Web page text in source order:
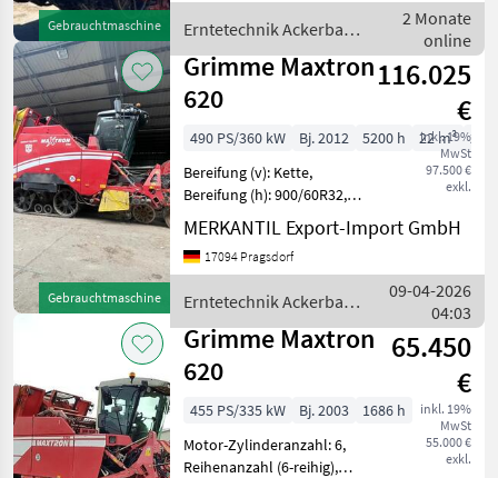
Gebrauchtmaschine
Rund
Erntetechnik Ackerbau
/ Holmer
2 Monate
online
Gebrauchtmaschine
Grimme Maxtron
620
116.025
€
inkl. 19%
MwSt
97.500 €
exkl.
490 PS/360 kW Bj. 2012 5200 h 22 m³
22 l
Bereifung (v): Kette,
Bereifung (h): 900/60R32,
Geschwindigkeit: 25 km/h,
Reihen- / Körperabstand: 75
cm, Flächenleistung: 3700
hinte
MERKANTIL Export-Import GmbH
17094 Pragsdorf
Erntetechnik Ackerbau
/ Grimme
09-04-2026
04:03
Grimme Maxtron
620
65.450
€
inkl. 19%
MwSt
55.000 €
exkl.
455 PS/335 kW Bj. 2003
1686 h
Motor-Zylinderanzahl: 6,
Reihenanzahl (6-reihig),